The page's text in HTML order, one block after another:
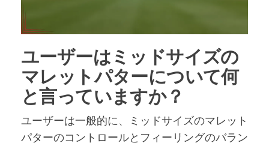
ユーザーはミッドサイズの
マレットパターについて何
と言っていますか？
ユーザーは一般的に、ミッドサイズのマレット
パターのコントロールとフィーリングのバラン